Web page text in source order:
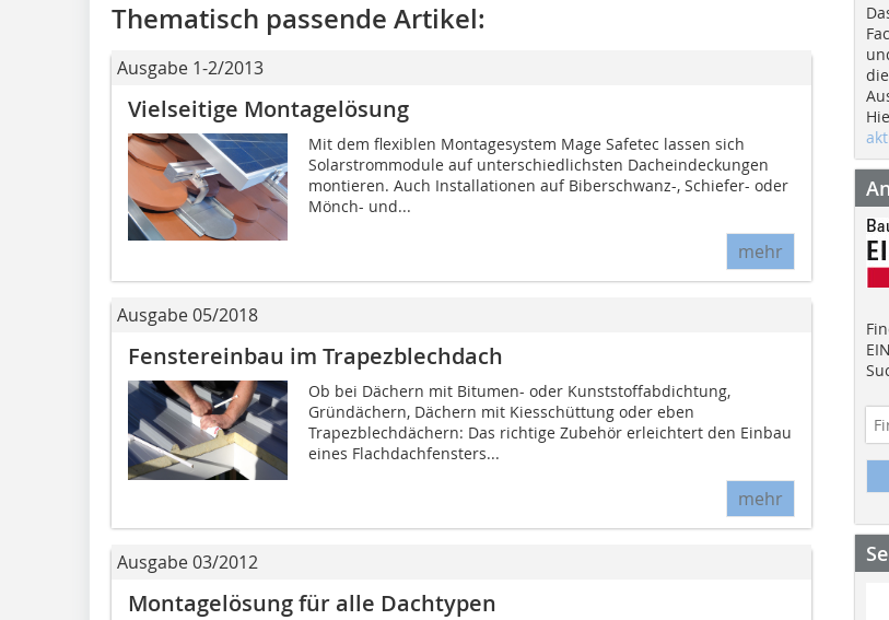
Thematisch passende Artikel:
Ausgabe 1-2/2013
Vielseitige Montagelösung
Mit dem flexiblen Montagesystem Mage Safetec lassen sich
Solarstrommodule auf unterschiedlichsten Dacheindeckungen
montieren. Auch Installationen auf Biberschwanz-, Schiefer- oder
Mönch- und...
mehr
Ausgabe 05/2018
Fenstereinbau im Trapezblechdach
Ob bei Dächern mit Bitumen- oder Kunststoffabdichtung,
Gründächern, Dächern mit Kiesschüttung oder eben
Trapezblechdächern: Das richtige Zubehör erleichtert den Einbau
eines Flachdachfensters...
mehr
Ausgabe 03/2012
Montagelösung für alle Dachtypen